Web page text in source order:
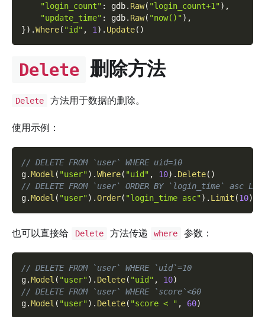
"login_count" : gdb. Raw( "login_count+1") ,
"update_time" : gdb. Raw( "now()") ,
}) .Where( "id" , 1 ) . Update( )
Delete 删除方法
Delete 方法用于数据的删除。
使用示例：
// DELETE FROM `user` WHERE uid=10
g.Model ( "user") .Where( "uid" , 10) . Delete( )
// DELETE FROM `user` ORDER BY `login_time` asc
g.Model ( "user") .Order( "login_time asc") . Limit (10)
也可以直接给 Delete 方法传递 where 参数：
// DELETE FROM `user` WHERE `uid`=10
g.Model ( "user") . Delete( "uid" , 10)
// DELETE FROM `user` WHERE `score`<60
g.Model ( "user") . Delete( "score < " , 60)